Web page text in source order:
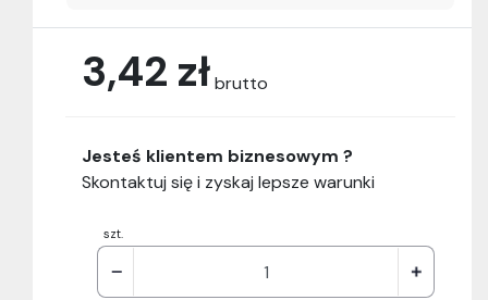
3,42 złbrutto
szt.
Jesteś klientem biznesowym ?
Skontaktuj się i zyskaj lepsze warunki